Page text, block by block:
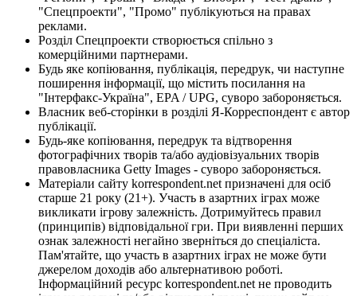
"Спецпроекти", "Промо" публікуються на правах
реклами.
Розділ Спецпроекти створюється спільно з
комерційними партнерами.
Будь яке копіювання, публікація, передрук, чи наступне
поширення інформації, що містить посилання на
"Інтерфакс-Україна", EPA / UPG, суворо забороняється.
Власник веб-сторінки в розділі Я-Корреспондент є автор
публікації.
Будь-яке копіювання, передрук та відтворення
фотографічних творів та/або аудіовізуальних творів
правовласника Getty Images - суворо забороняється.
Матеріали сайту korrespondent.net призначені для осіб
старше 21 року (21+). Участь в азартних іграх може
викликати ігрову залежність. Дотримуйтесь правил
(принципів) відповідальної гри. При виявленні перших
ознак залежності негайно зверніться до спеціаліста.
Пам'ятайте, що участь в азартних іграх не може бути
джерелом доходів або альтернативою роботі.
Інформаційний ресурс korrespondent.net не проводить